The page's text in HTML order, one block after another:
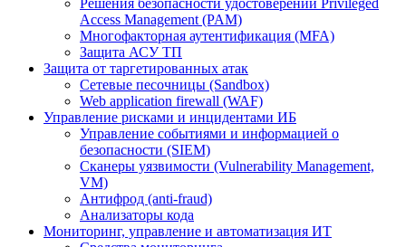
Access Management (PAM)
Многофакторная аутентификация (MFA)
Защита АСУ ТП
Защита от таргетированных атак
Сетевые песочницы (Sandbox)
Web application firewall (WAF)
Управление рисками и инцидентами ИБ
Управление событиями и информацией о
безопасности (SIEM)
Сканеры уязвимости (Vulnerability Management,
VM)
Антифрод (anti-fraud)
Анализаторы кода
Мониторинг, управление и автоматизация ИТ